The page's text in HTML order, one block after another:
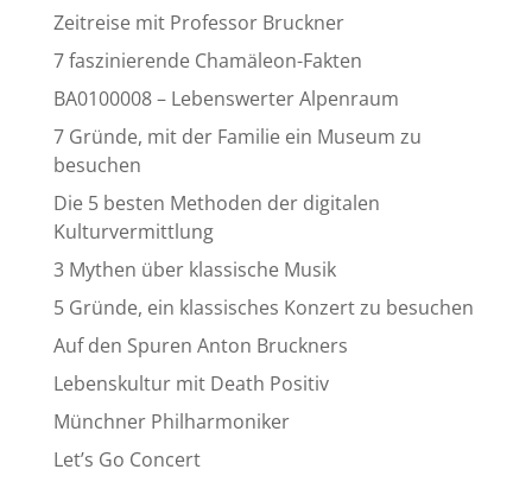
Zeitreise mit Professor Bruckner
7 faszinierende Chamäleon-Fakten
BA0100008 – Lebenswerter Alpenraum
7 Gründe, mit der Familie ein Museum zu
besuchen
Die 5 besten Methoden der digitalen
Kulturvermittlung
3 Mythen über klassische Musik
5 Gründe, ein klassisches Konzert zu besuchen
Auf den Spuren Anton Bruckners
Lebenskultur mit Death Positiv
Münchner Philharmoniker
Let’s Go Concert